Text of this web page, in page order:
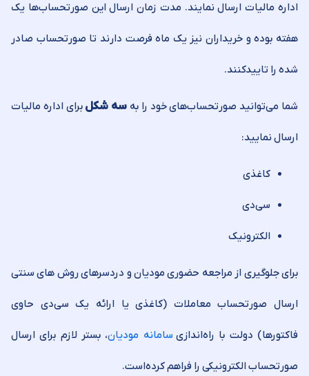
اداره مالیات ارسال نمایند. مدت زمان ارسال این صورتحساب‌ها یک
هفته بوده و خریداران نیز یک ماه فرصت دارند تا صورتحساب صادر
شده را تایید‌کنند.
شما می‌توانید صورتحساب‌های خود را به سه شکل برای اداره مالیات
ارسال نمایید:
کاغذی
سی‌دی
الکترونیک
برای جلوگیری از مراجعه حضوری مودیان و دردسرهای روش های سنتی
ارسال صورتحساب معاملات (کاغذی یا ارائه یک سی‌دی حاوی
فاکتورها) دولت با راه‌اندازی سامانه مودیان، بستر لازم برای ارسال
صورتحساب الکترونیکی را فراهم کرده‌است.